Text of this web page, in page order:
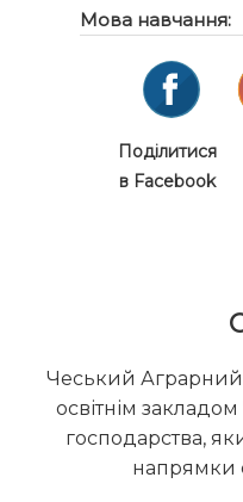
Мова навчання:
Поділитися
в Facebook
Чеський Аграрний
освітнім закладом
господарства,
напрямки